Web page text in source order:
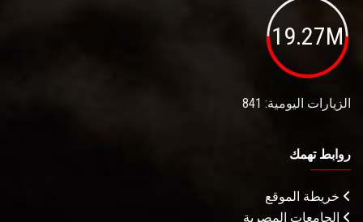
19.27M
الزيارات اليومية: 841
روابط تهمك
خريطة الموقع
الجامعات المصرية